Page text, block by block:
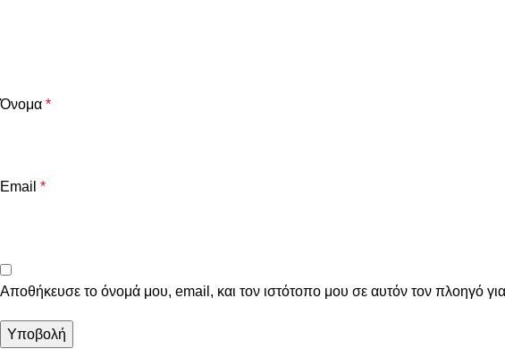
Όνομα *
Email *
Αποθήκευσε το όνομά μου, email, και τον ιστότοπο μου σε αυτόν τον πλοηγό